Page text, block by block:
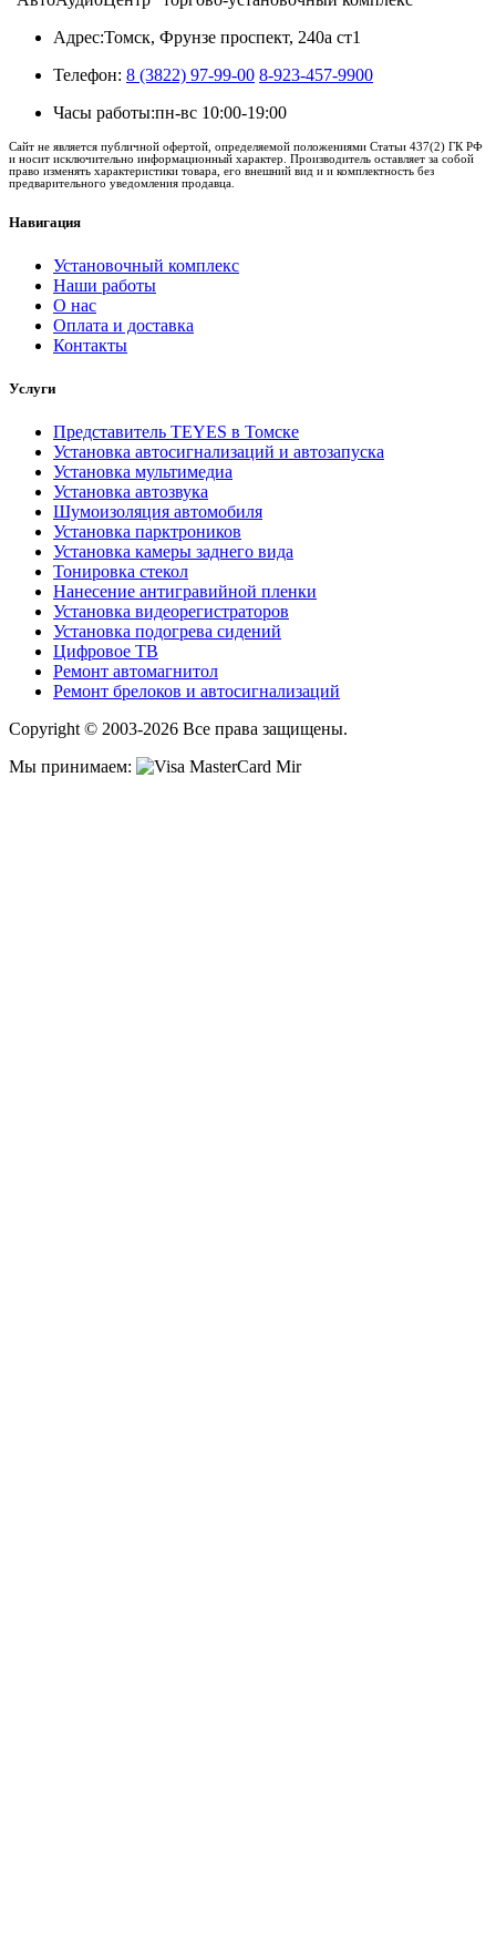
Адрес:Томск, Фрунзе проспект, 240а ст1
Телефон: 8 (3822) 97-99-00 8-923-457-9900
Часы работы:пн-вс 10:00-19:00
Сайт не является публичной офертой, определяемой положениями Статьи 437(2) ГК РФ
и носит исключительно информационный характер. Производитель оставляет за собой
право изменять характеристики товара, его внешний вид и и комплектность без
предварительного уведомления продавца.
Навигация
Установочный комплекс
Наши работы
О нас
Оплата и доставка
Контакты
Услуги
Представитель TEYES в Томске
Установка автосигнализаций и автозапуска
Установка мультимедиа
Установка автозвука
Шумоизоляция автомобиля
Установка парктроников
Установка камеры заднего вида
Тонировка стекол
Нанесение антигравийной пленки
Установка видеорегистраторов
Установка подогрева сидений
Цифровое ТВ
Ремонт автомагнитол
Ремонт брелоков и автосигнализаций
Copyright © 2003-2026 Все права защищены.
Мы принимаем: